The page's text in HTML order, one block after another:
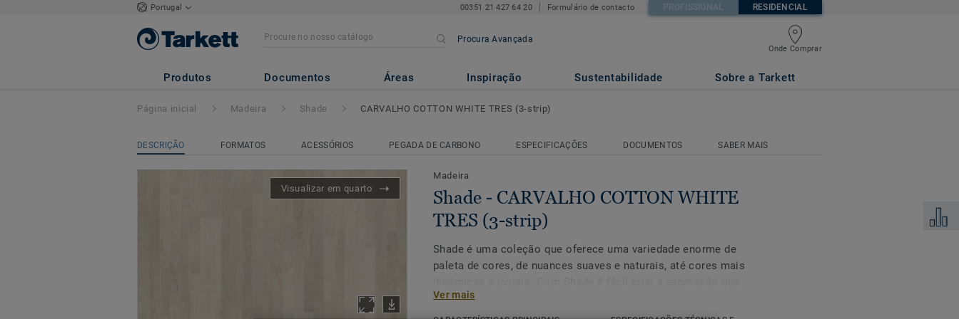
Portugal 00351 21 427 64 20 Formulário de contacto PROFISSIONAL RESIDENCIAL
Procura Avançada
Onde Comprar
Produtos Documentos Áreas Inspiração Sustentabilidade Sobre a Tarkett
Shade - CARVALHO COTTON WHITE TRES (3-strip)
Página inicial Madeira Shade CARVALHO COTTON WHITE TRES (3-strip)
DESCRIÇÃO FORMATOS ACESSÓRIOS PEGADA DE CARBONO ESPECIFICAÇÕES DOCUMENTOS SABER MAIS
Visualizar em quarto
Madeira
Shade - CARVALHO COTTON WHITE
TRES (3-strip)
Shade é uma coleção que oferece uma variedade enorme de
paleta de cores, de nuances suaves e naturais, até cores mais
procura entre uma grande variedade de designs. Explore esta
coleção e os seus diversos ambientes para ver de que forma
Ver mais